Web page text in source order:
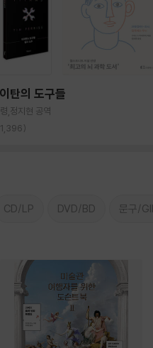
탄의 도구들
,정지현 공역
1,396)
CD/LP DVD/BD 문구/